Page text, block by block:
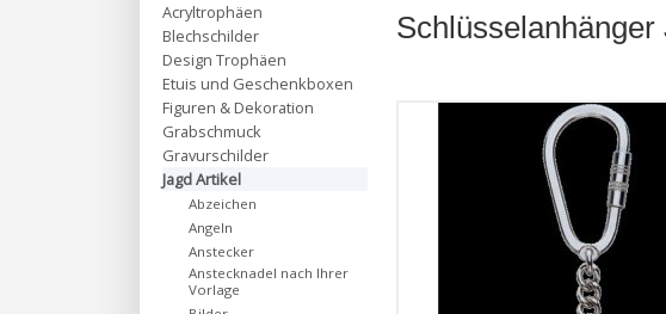
Acryltrophäen
Blechschilder
Design Trophäen
Etuis und Geschenkboxen
Figuren & Dekoration
Grabschmuck
Gravurschilder
Jagd Artikel
Abzeichen
Angeln
Anstecker
Anstecknadel nach Ihrer
Vorlage